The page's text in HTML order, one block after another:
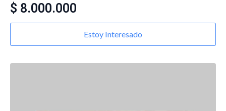
$ 8.000.000
Estoy Interesado